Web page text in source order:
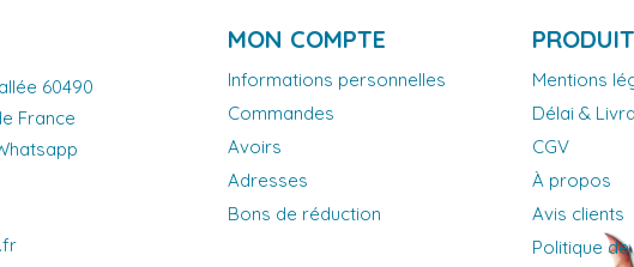
60490
France
MON COMPTE
Informations personnelles
Commandes
Avoirs
Adresses
Bons de réduction
Mentions
Délai &
CGV
À propos
Avis clients
Politique